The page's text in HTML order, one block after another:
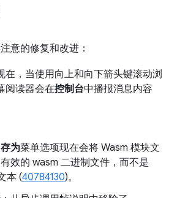
意的修复和改进：
在，当使用向上和向下箭头键滚动浏
阅读器会在控制台中播报消息内容
为菜单选项现在会将 Wasm 模块文
效的 wasm 二进制文件，而不是
本 (40784130)。